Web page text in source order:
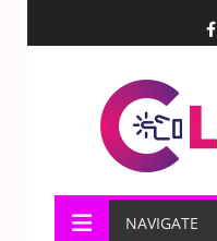
NAVIGATE